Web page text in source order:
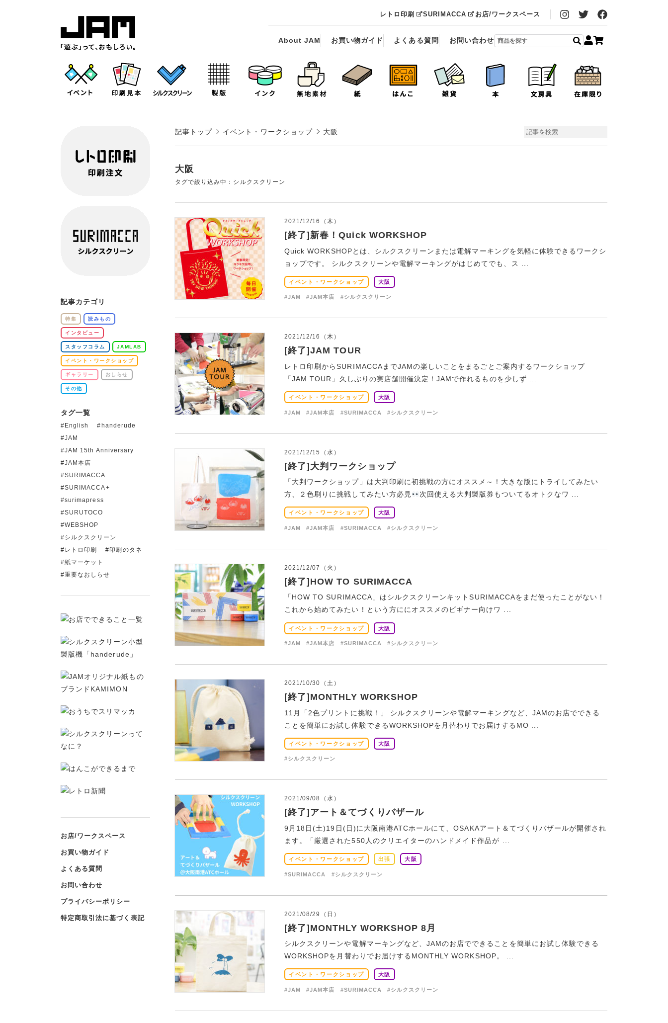
レトロ印刷 SURIMACCA お店/ワークスペース
About JAM お買い物ガイド よくある質問 お問い合わせ
記事トップ イベント・ワークショップ 大阪
大阪
タグで絞り込み中：シルクスクリーン
2021/12/16（木）
[終了]新春！Quick WORKSHOP
Quick WORKSHOPとは、シルクスクリーンまたは電解マーキングを気軽に体験できるワークシ
ョップです。 シルクスクリーンや電解マーキングがはじめてでも、ス ...
イベント・ワークショップ 大阪
#JAM #JAM本店 #シルクスクリーン
2021/12/16（木）
[終了]JAM TOUR
レトロ印刷からSURIMACCAまでJAMの楽しいことをまるごとご案内するワークショップ
「JAM TOUR」久しぶりの実店舗開催決定！JAMで作れるものを少しず ...
イベント・ワークショップ 大阪
#JAM #JAM本店 #SURIMACCA #シルクスクリーン
2021/12/15（水）
[終了]大判ワークショップ
「大判ワークショップ」は大判印刷に初挑戦の方にオススメ～！大きな版にトライしてみたい
方、２色刷りに挑戦してみたい方必見
次回使える大判製版券もついてるオトクなワ ...
イベント・ワークショップ 大阪
#JAM #JAM本店 #SURIMACCA #シルクスクリーン
2021/12/07（火）
[終了]HOW TO SURIMACCA
「HOW TO SURIMACCA」はシルクスクリーンキットSURIMACCAをまだ使ったことがない！
これから始めてみたい！という方ににオススメのビギナー向けワ ...
イベント・ワークショップ 大阪
#JAM #JAM本店 #SURIMACCA #シルクスクリーン
2021/10/30（土）
[終了]MONTHLY WORKSHOP
11月「2色プリントに挑戦！」 シルクスクリーンや電解マーキングなど、JAMのお店でできる
ことを簡単にお試し体験できるWORKSHOPを月替わりでお届けするMO ...
イベント・ワークショップ 大阪
#シルクスクリーン
2021/09/08（水）
[終了]アート＆てづくりバザール
9月18日(土)19日(日)に大阪南港ATCホールにて、OSAKAアート＆てづくりバザールが開催され
ます。「厳選された550人のクリエイターのハンドメイド作品が ...
イベント・ワークショップ 出張 大阪
#SURIMACCA #シルクスクリーン
2021/08/29（日）
[終了]MONTHLY WORKSHOP 8月
シルクスクリーンや電解マーキングなど、JAMのお店でできることを簡単にお試し体験できる
WORKSHOPを月替わりでお届けするMONTHLY WORKSHOP。 ...
イベント・ワークショップ 大阪
#JAM #JAM本店 #SURIMACCA #シルクスクリーン
記事カテゴリ
特集 読みもの
インタビュー
スタッフコラム JAMLAB
イベント・ワークショップ
ギャラリー おしらせ
その他
タグ一覧
English
handerude
JAM
JAM 15th Anniversary
JAM本店
SURIMACCA
SURIMACCA+
surimapress
SURUTOCO
WEBSHOP
シルクスクリーン
レトロ印刷
印刷のタネ
紙マーケット
重要なおしらせ
お店/ワークスペース
お買い物ガイド
よくある質問
お問い合わせ
プライバシーポリシー
特定商取引法に基づく表記